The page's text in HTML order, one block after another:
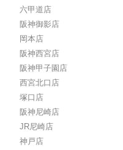
六甲道店
阪神御影店
岡本店
阪神西宮店
阪神甲子園店
西宮北口店
塚口店
阪神尼崎店
JR尼崎店
神戸店